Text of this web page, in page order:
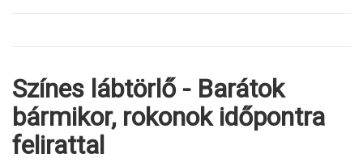
Színes lábtörlő - Barátok
bármikor, rokonok időpontra
felirattal